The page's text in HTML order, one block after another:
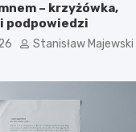
– krzyżówka,
podpowiedzi
Stanisław Majewski